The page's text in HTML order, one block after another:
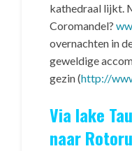
kathedraal lijkt.
Coromandel?
overnachten in
geweldige
gezin (http://
Via lake
naar